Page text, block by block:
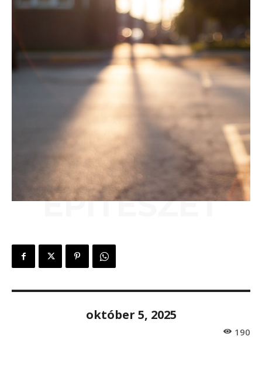
ÉPÍTÉSZET
október 5, 2025
190